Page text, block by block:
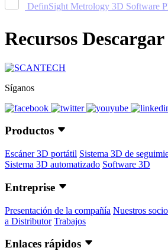
DefinSight Metrology 3D Software
Recursos Descargar
Síganos
Productos
Escáner 3D portátil Sistema 3D de
Sistema 3D automatizado Software 3D
Entreprise
Presentación de la compañía Nuestros
a Distributor Trabajos
Enlaces rápidos